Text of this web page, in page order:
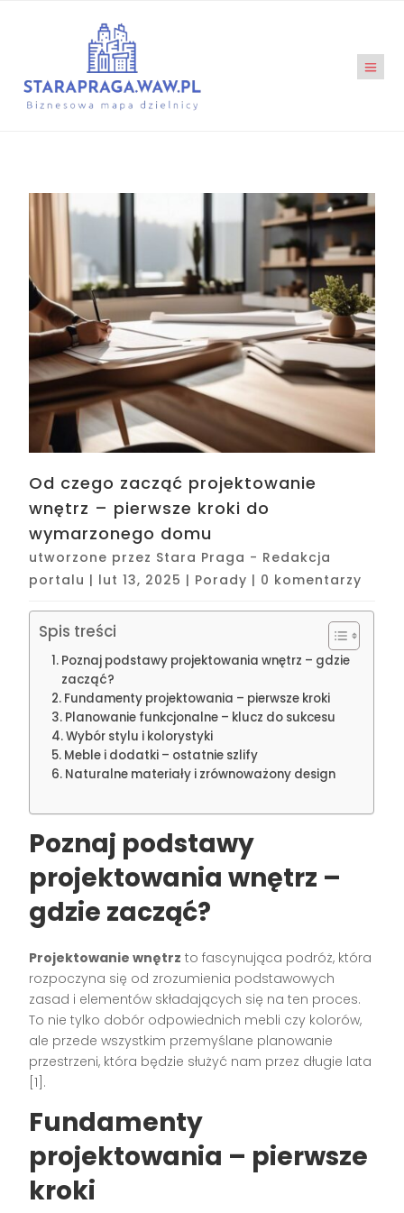
Od czego zacząć projektowanie
wnętrz – pierwsze kroki do
wymarzonego domu
utworzone przez Stara Praga - Redakcja
portalu | lut 13, 2025 | Porady | 0 komentarzy
Spis treści
Poznaj podstawy projektowania wnętrz – gdzie
zacząć?
Fundamenty projektowania – pierwsze kroki
Planowanie funkcjonalne – klucz do sukcesu
Wybór stylu i kolorystyki
Meble i dodatki – ostatnie szlify
Naturalne materiały i zrównoważony design
Poznaj podstawy
projektowania wnętrz –
gdzie zacząć?
Projektowanie wnętrz to fascynująca podróż, która
rozpoczyna się od zrozumienia podstawowych
zasad i elementów składających się na ten proces.
To nie tylko dobór odpowiednich mebli czy kolorów,
ale przede wszystkim przemyślane planowanie
przestrzeni, która będzie służyć nam przez długie lata
[1].
Fundamenty
projektowania – pierwsze
kroki